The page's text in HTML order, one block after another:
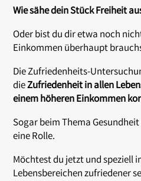
Wie sähe dein Stück Freiheit
Oder bist du dir etwa noch
Einkommen überhaupt
Die Zufriedenheits-
dieZufriedenheit in allen
einem höheren Einkommen
Sogar beim Thema
eine Rolle.
Möchtest du jetzt und speziell
Lebensbereichen zufriedener